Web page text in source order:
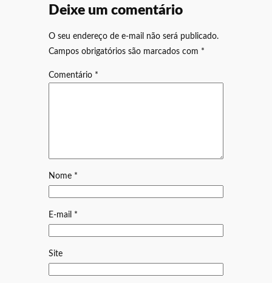
Deixe um comentário
O seu endereço de e-mail não será publicado.
Campos obrigatórios são marcados com *
Comentário *
Nome *
E-mail *
Site